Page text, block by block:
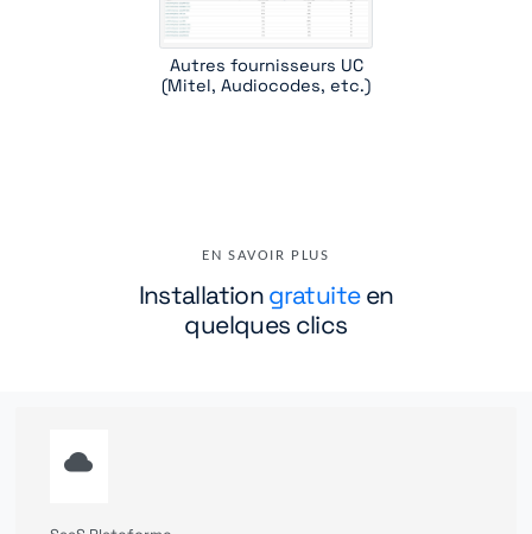
Autres fournisseurs UC
(Mitel, Audiocodes, etc.)
EN SAVOIR PLUS
Installationgratuiteen
quelques clics